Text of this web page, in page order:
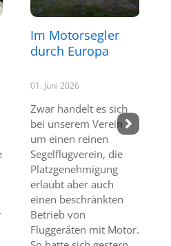
Im Motorsegler
durch Europa
01. Juni 2026
Zwar handelt es sich
bei unserem Verein
um einen reinen
Segelflugverein, die
Platzgenehmigung
erlaubt aber auch
einen beschränkten
Betrieb von
Fluggeräten mit Motor.